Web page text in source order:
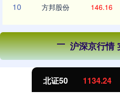
10 方邦股份 146.16
沪深京行情
北证50 1134.24